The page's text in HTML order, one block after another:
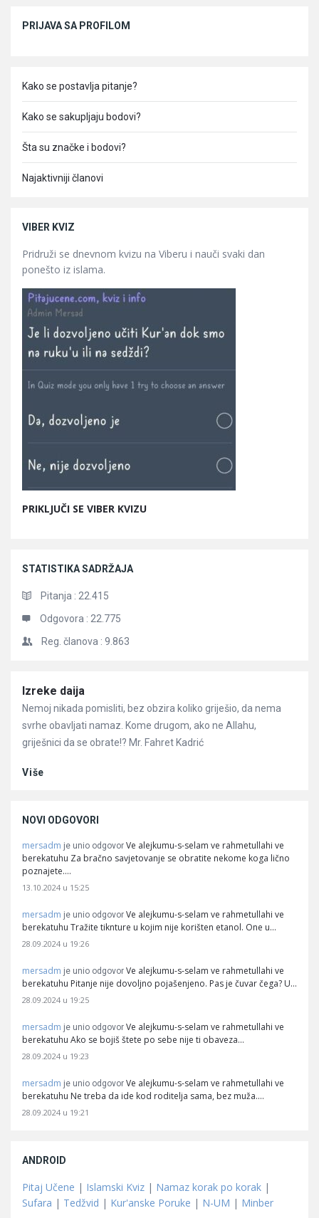
PRIJAVA SA PROFILOM
Kako se postavlja pitanje?
Kako se sakupljaju bodovi?
Šta su značke i bodovi?
Najaktivniji članovi
VIBER KVIZ
Pridruži se dnevnom kvizu na Viberu i nauči svaki dan
ponešto iz islama.
PRIKLJUČI SE VIBER KVIZU
STATISTIKA SADRŽAJA
Pitanja : 22.415
Odgovora : 22.775
Reg. članova : 9.863
Članci
Izreke daija
Nemoj nikada pomisliti, bez obzira koliko griješio, da nema
svrhe obavljati namaz. Kome drugom, ako ne Allahu,
griješnici da se obrate!? Mr. Fahret Kadrić
Više
NOVI ODGOVORI
mersadm je unio odgovor Ve alejkumu-s-selam ve rahmetullahi ve
berekatuhu Za bračno savjetovanje se obratite nekome koga lično
poznajete.…
13.10.2024 u 15:25
mersadm je unio odgovor Ve alejkumu-s-selam ve rahmetullahi ve
berekatuhu Tražite tiknture u kojim nije korišten etanol. One u…
28.09.2024 u 19:26
mersadm je unio odgovor Ve alejkumu-s-selam ve rahmetullahi ve
berekatuhu Pitanje nije dovoljno pojašenjeno. Pas je čuvar čega? U…
28.09.2024 u 19:25
mersadm je unio odgovor Ve alejkumu-s-selam ve rahmetullahi ve
berekatuhu Ako se bojiš štete po sebe nije ti obaveza…
28.09.2024 u 19:23
mersadm je unio odgovor Ve alejkumu-s-selam ve rahmetullahi ve
berekatuhu Ne treba da ide kod roditelja sama, bez muža.…
28.09.2024 u 19:21
ANDROID
Pitaj Učene | Islamski Kviz | Namaz korak po korak |
Sufara | Tedžvid | Kur'anske Poruke | N-UM | Minber